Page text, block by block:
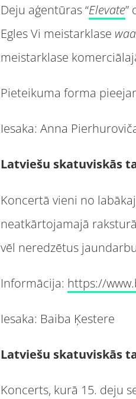
Deju aģentūras “Elevate”
Egles Vi meistarklase
meistarklase
Pieteikuma forma
Iesaka: Anna
Latviešu skatuviskās
Koncertā vieni no
neatkārtojamajā
vēl neredzētus
Informācija: https://
Iesaka: Baiba Ķestere
Latviešu skatuviskās
Koncerts, kurā 15. deju